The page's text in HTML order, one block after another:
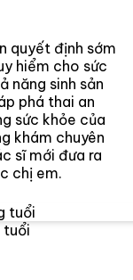
quyết định sớm
hiểm cho sức
năng sinh sản
phá thai an
sức khỏe của
khám chuyên
sĩ mới đưa ra
chị em.
tuổi